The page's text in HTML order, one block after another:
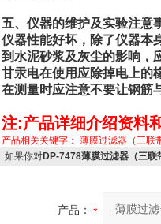
五、仪器的维护及实验注意
仪器性能好坏，除了仪器本
到水泥砂浆及灰尘的影响，
甘汞电在使用应除掉电上的
在测量时应注意不要让钢筋
注:产品详细介绍资料
产品相关关键字： 薄膜过滤器（三联
如果你对DP-7478薄膜过滤器（三联
产品：